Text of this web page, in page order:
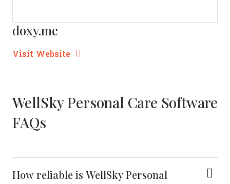
doxy.me
Visit WebsiteOpens New Window
WellSky Personal Care Software
FAQs
How reliable is WellSky Personal